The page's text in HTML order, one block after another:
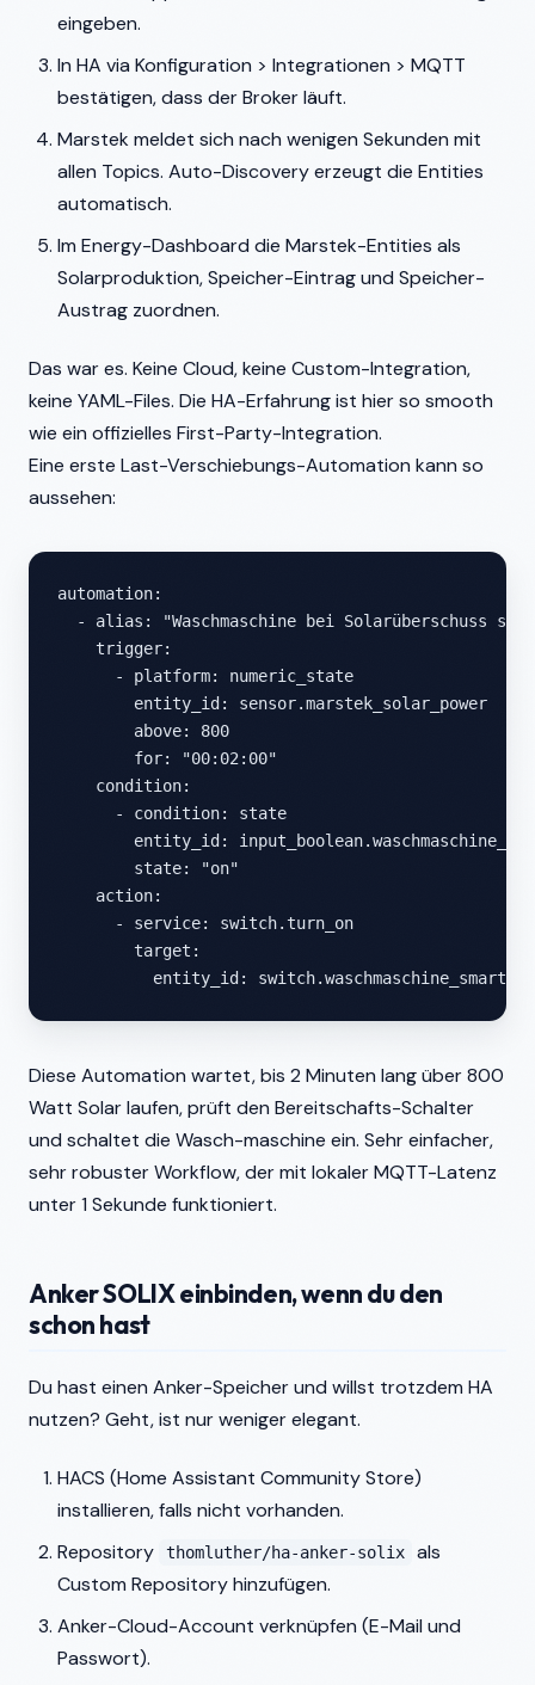
eingeben.
In HA via Konfiguration > Integrationen > MQTT
bestätigen, dass der Broker läuft.
Marstek meldet sich nach wenigen Sekunden mit
allen Topics. Auto-Discovery erzeugt die Entities
automatisch.
Im Energy-Dashboard die Marstek-Entities als
Solarproduktion, Speicher-Eintrag und Speicher-
Austrag zuordnen.
Das war es. Keine Cloud, keine Custom-Integration,
keine YAML-Files. Die HA-Erfahrung ist hier so smooth
wie ein offizielles First-Party-Integration.
Eine erste Last-Verschiebungs-Automation kann so
aussehen:
automation:
- alias: "Waschmaschine bei Solarüberschuss
    trigger:
      - platform: numeric_state
        entity_id: sensor.marstek_solar_power
        above: 800
        for: "00:02:00"
    condition:
      - condition: state
entity_id:
        state: "on"
    action:
      - service: switch.turn_on
        target:
entity_id:
Diese Automation wartet, bis 2 Minuten lang über 800
Watt Solar laufen, prüft den Bereitschafts-Schalter
und schaltet die Wasch-maschine ein. Sehr einfacher,
sehr robuster Workflow, der mit lokaler MQTT-Latenz
unter 1 Sekunde funktioniert.
Anker SOLIX einbinden, wenn du den
schon hast
Du hast einen Anker-Speicher und willst trotzdem HA
nutzen? Geht, ist nur weniger elegant.
HACS (Home Assistant Community Store)
installieren, falls nicht vorhanden.
Repository
thomluther/ha-anker-solix
als
Custom Repository hinzufügen.
Anker-Cloud-Account verknüpfen (E-Mail und
Passwort).